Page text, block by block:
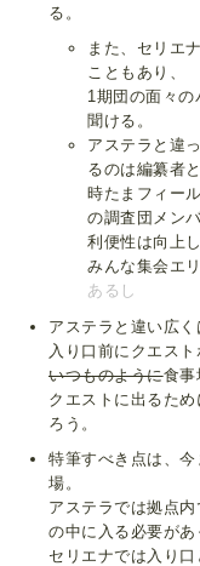
る。
また、セリエ
こともあり、
1期団の面々
聞ける。
アステラと違
るのは編纂者と
時たまフィー
の調査団メン
利便性は向上
みんな集会エ
あるし
アステラと違い広
入り口前にクエスト
いつものように食事
クエストに出るた
ろう。
特筆すべき点は、
場。
アステラでは拠点
の中に入る必要があ
セリエナでは入り